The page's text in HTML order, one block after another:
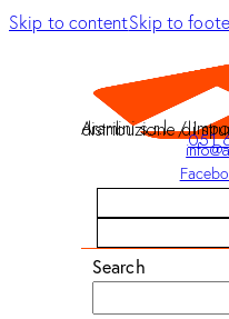
Skip to contentSkip to
Aramini s.r.l. / Importazione e051
Search